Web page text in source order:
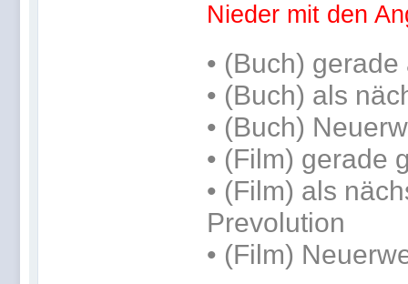
Nieder mit den
• (Buch) gerade
• (Buch) als
• (Buch)
• (Film) gerade
• (Film) als
Prevolution
• (Film)